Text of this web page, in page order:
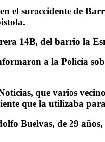
el suroccidente de
14B, del barrio la
a la Policía
que varios
que la utilizaba
Buelvas, de 29